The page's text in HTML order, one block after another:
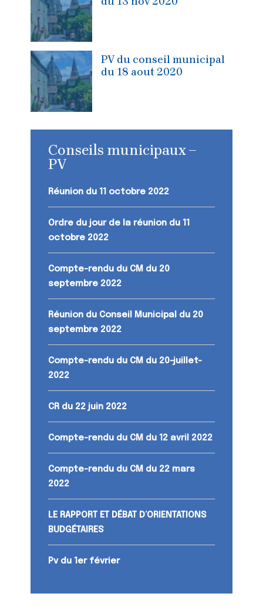
PV du conseil municipal
du 18 aout 2020
Conseils municipaux –
PV
Réunion du 11 octobre 2022
Ordre du jour de la réunion du 11
octobre 2022
Compte-rendu du CM du 20
septembre 2022
Réunion du Conseil Municipal du 20
septembre 2022
Compte-rendu du CM du 20-juillet-
2022
CR du 22 juin 2022
Compte-rendu du CM du 12 avril 2022
Compte-rendu du CM du 22 mars
2022
LE RAPPORT ET DÉBAT D’ORIENTATIONS
BUDGÉTAIRES
Pv du 1er février